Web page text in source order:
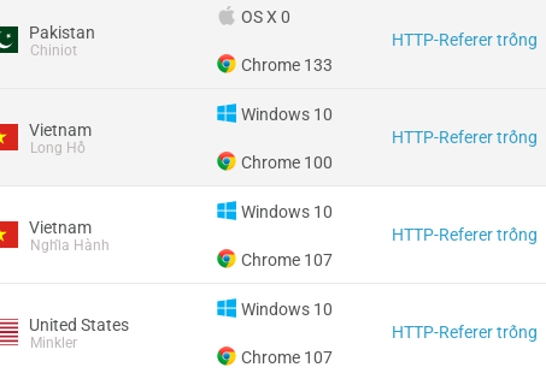
Pakistan
Chiniot
OS X 0
Chrome 133
HTTP-Referer trống
Vietnam
Long Hồ
Windows 10
Chrome 100
HTTP-Referer trống
Vietnam
Nghĩa Hành
Windows 10
Chrome 107
HTTP-Referer trống
United States
Minkler
Windows 10
Chrome 107
HTTP-Referer trống